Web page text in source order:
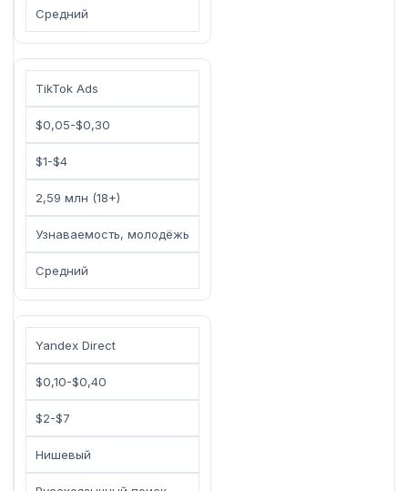
Средний
TikTok Ads
$0,05-$0,30
$1-$4
2,59 млн (18+)
Узнаваемость, молодёжь
Средний
Yandex Direct
$0,10-$0,40
$2-$7
Нишевый